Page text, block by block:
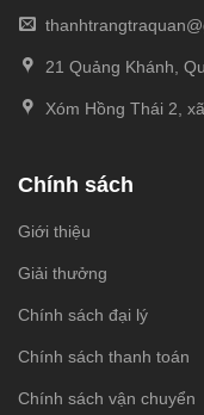
21 Quảng Khánh,
Xóm Hồng Thái 2,
Chính sách
Giới thiệu
Giải thưởng
Chính sách đại lý
Chính sách thanh toán
Chính sách vận chuyển